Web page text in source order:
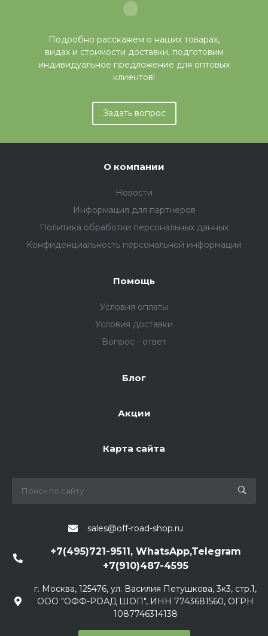
Подробно расскажем о наших товарах,
видах и стоимости доставки, подготовим
индивидуальное предложение для оптовых
клиентов!
Задать вопрос
О компании
Новости
Информация для партнеров
Политика обработки персональных данных
Конфиденциальность персональной информации
Помощь
Условия оплаты
Условия доставки
Вопрос - ответ
Блог
Акции
Карта сайта
sales@off-road-shop.ru
+7(495)721-9511, WhatsApp,Telegram
+7(910)487-4595
г. Москва, 125476, ул. Василия Петушкова, 3к3, стр.1,
ООО "ОФФ-РОАД ШОП", ИНН 7743681560, ОГРН
1087746314138